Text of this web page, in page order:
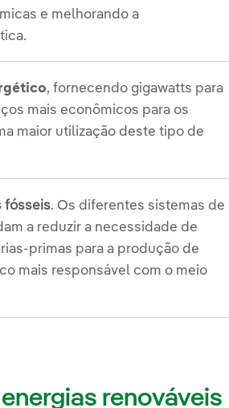
e melhorando a
, fornecendo gigawatts para
mais econômicos para os
maior utilização deste tipo de
fósseis. Os diferentes sistemas de
a reduzir a necessidade de
primas para a produção de
mais responsável com o meio
renováveis